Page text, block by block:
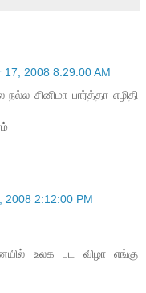
17, 2008 8:29:00 AM
நல்ல சினிமா பார்த்தா எழிதி
2008 2:12:00 PM
உலக பட விழா எங்கு